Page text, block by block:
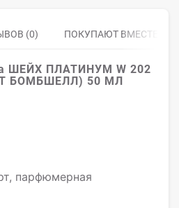
(0) ПОКУПАЮТ ВМЕСТЕ
ШЕЙХ ПЛАТИНУМ W 202
БОМБШЕЛЛ) 50 МЛ
парфюмерная